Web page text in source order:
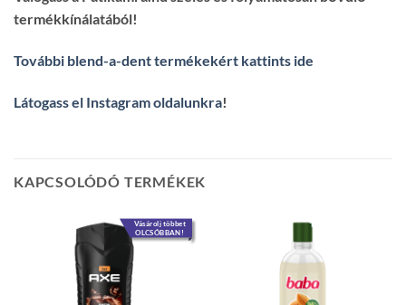
termékkínálatából!
További blend-a-dent termékekért kattints ide
Látogass el Instagram oldalunkra!
KAPCSOLÓDÓ TERMÉKEK
Vásárolj többet
OLCSÓBBAN!